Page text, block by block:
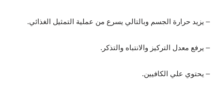
– يزيد حرارة الجسم وبالتالي يسرع من عملية التمثيل الغذائي.
– يرفع معدل التركيز والانتباه والتذكر.
– يحتوي علي الكافيين.